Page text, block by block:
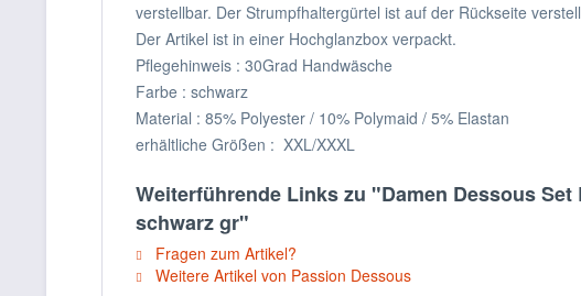
verstellbar. Der Strumpfhaltergürtel ist auf der Rückseite
Der Artikel ist in einer Hochglanzbox verpackt.
Pflegehinweis : 30Grad Handwäsche
Farbe : schwarz
Material : 85% Polyester / 10% Polymaid / 5% Elastan
erhältliche Größen : XXL/XXXL
Weiterführende Links zu "Damen Dessous
schwarz gr"
Fragen zum Artikel?
Weitere Artikel von Passion Dessous